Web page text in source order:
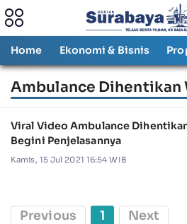
Home Ekonomi & Bisnis
Ambulance Dihentikan
Viral Video Ambulance
Begini Penjelasannya
Kamis, 15 Jul 2021 16:54 WIB
Previous 1 Next